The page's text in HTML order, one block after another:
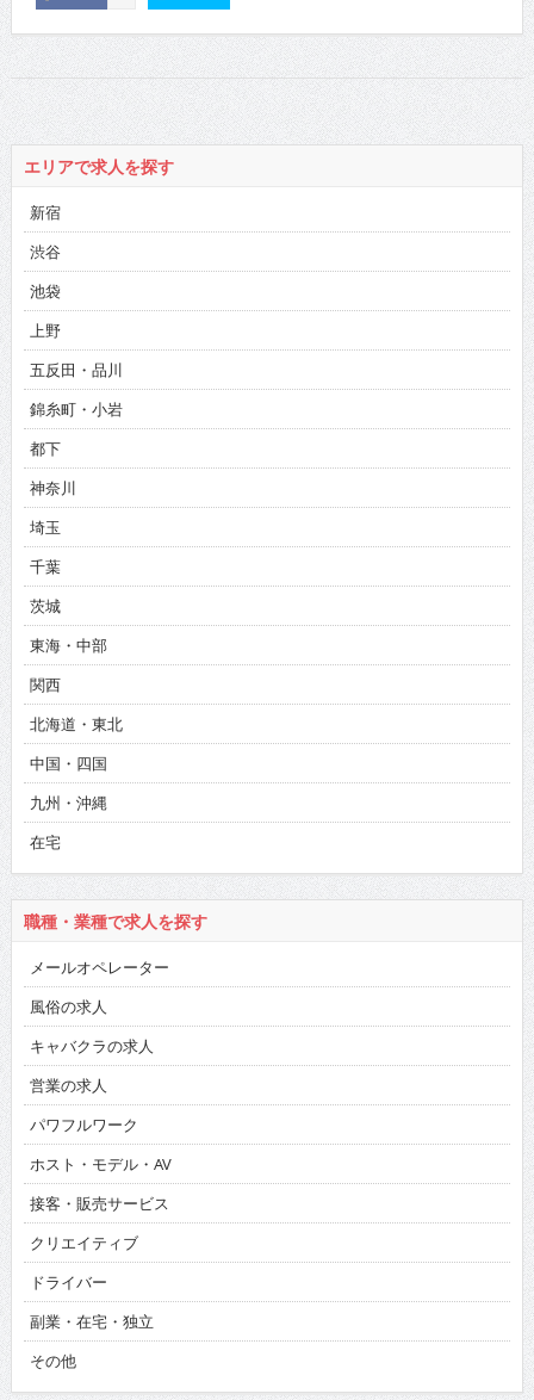
エリアで求人を探す
新宿
渋谷
池袋
上野
五反田・品川
錦糸町・小岩
都下
神奈川
埼玉
千葉
茨城
東海・中部
関西
北海道・東北
中国・四国
九州・沖縄
在宅
職種・業種で求人を探す
メールオペレーター
風俗の求人
キャバクラの求人
営業の求人
パワフルワーク
ホスト・モデル・AV
接客・販売サービス
クリエイティブ
ドライバー
副業・在宅・独立
その他